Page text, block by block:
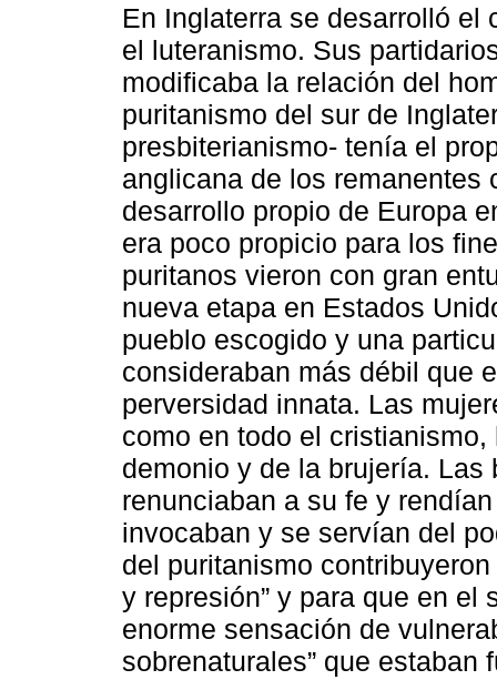
En Inglaterra se desarrolló el
el luteranismo. Sus
modificaba la relación del
puritanismo del sur de
presbiterianismo- tenía el
anglicana de los remanentes
desarrollo propio de Europa
era poco propicio para los
puritanos vieron con gran
nueva etapa en Estados
pueblo escogido y una
consideraban más débil que
perversidad innata. Las
como en todo el
demonio y de la brujería.
renunciaban a su fe y
invocaban y se servían del
del puritanismo
y represión” y para que en el
enorme sensación de
sobrenaturales” que estaban